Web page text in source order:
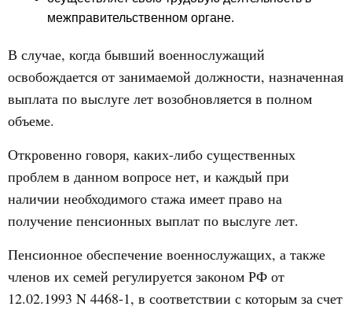
межправительственном органе.
В случае, когда бывший военнослужащий
освобождается от занимаемой должности, назначенная
выплата по выслуге лет возобновляется в полном
объеме.
Откровенно говоря, каких-либо существенных
проблем в данном вопросе нет, и каждый при
наличии необходимого стажа имеет право на
получение пенсионных выплат по выслуге лет.
Пенсионное обеспечение военнослужащих, а также
членов их семей регулируется законом РФ от
12.02.1993 N 4468-1, в соответствии с которым за счет